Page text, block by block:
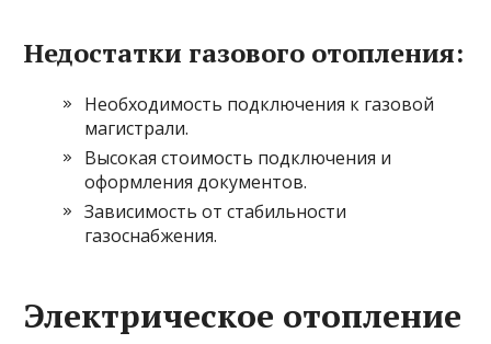
Недостатки газового отопления:
Необходимость подключения к газовой
магистрали.
Высокая стоимость подключения и
оформления документов.
Зависимость от стабильности
газоснабжения.
Электрическое отопление